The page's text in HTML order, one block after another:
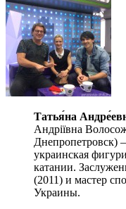
Татья́на
Андріївна
Днепропетровск)
украинская
катании.
(2011) и мастер
Украины.